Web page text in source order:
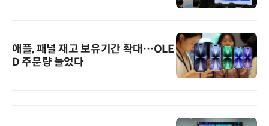
애플, 패널 재고 보유기간 확대…OLE
D 주문량 늘었다